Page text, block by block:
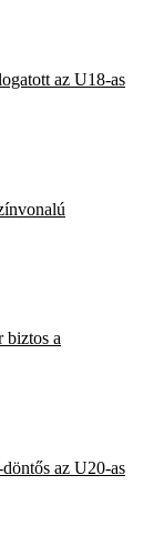
az U18-as
biztos a
az U20-as